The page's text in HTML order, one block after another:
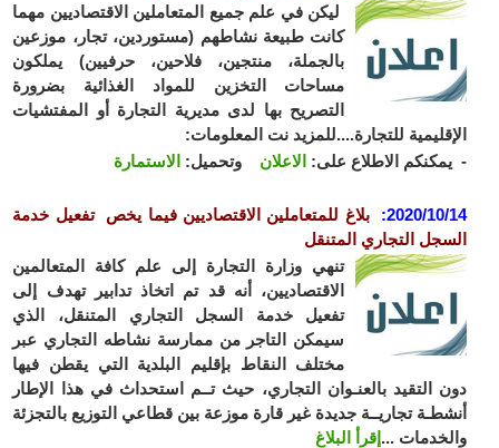
ليكن في علم جميع المتعاملين الاقتصاديين مهما
كانت طبيعة نشاطهم (مستوردين، تجار، موزعين
بالجملة، منتجين، فلاحين، حرفيين) يملكون
مساحات التخزين للمواد الغذائية بضرورة
التصريح بها لدى مديرية التجارة أو المفتشيات
للتجارة....للمزيد نت المعلومات:
الاطلاع على:الاعلان وتحميل:الاستمارة
2020/
:بلاغ للمتعاملين الاقتصاديينفيما يخص تفعيل خدمة
التجاري المتنقل
تنهي وزارة التجارة إلى علم كافة المتعالمين
الاقتصاديين، أنه قد تم اتخاذ تدابير تهدف إلى
تفعيل خدمة السجل التجاري المتنقل، الذي
سيمكن التاجر من ممارسة نشاطه التجاري عبر
مختلف النقاط بإقليم البلدية التي يقطن فيها
التقيد بالعنـوان التجاري، حيث تــم استحداث في هذا الإطار
تجاريــة جديدة غير قارة موزعة بين قطاعي التوزيع بالتجزئة
...إقرأ البلاغ